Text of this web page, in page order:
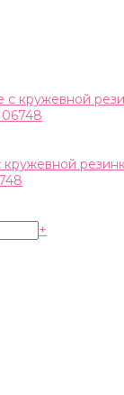
+